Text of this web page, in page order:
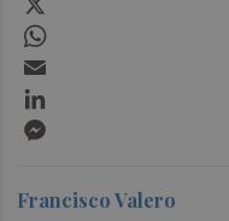
Francisco Valero